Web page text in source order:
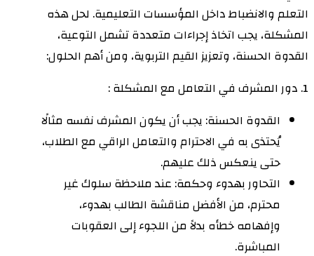
التعلم والانضباط داخل المؤسسات التعليمية. لحل هذه
المشكلة، يجب اتخاذ إجراءات متعددة تشمل التوعية،
القدوة الحسنة، وتعزيز القيم التربوية، ومن أهم الحلول:
1. دور المشرف في التعامل مع المشكلة :
القدوة الحسنة: يجب أن يكون المشرف نفسه مثالًا
يُحتذى به في الاحترام والتعامل الراقي مع الطلاب،
حتى ينعكس ذلك عليهم.
التحاور بهدوء وحكمة: عند ملاحظة سلوك غير
محترم، من الأفضل مناقشة الطالب بهدوء،
وإفهامه خطأه بدلاً من اللجوء إلى العقوبات
المباشرة.